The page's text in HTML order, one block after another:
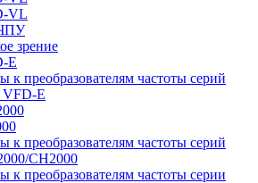
VL
зрение
E
к преобразователям частоты серий
E
к преобразователям частоты серий
CH2000
к преобразователям частоты серии